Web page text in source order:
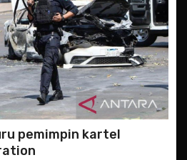
pemimpin kartel